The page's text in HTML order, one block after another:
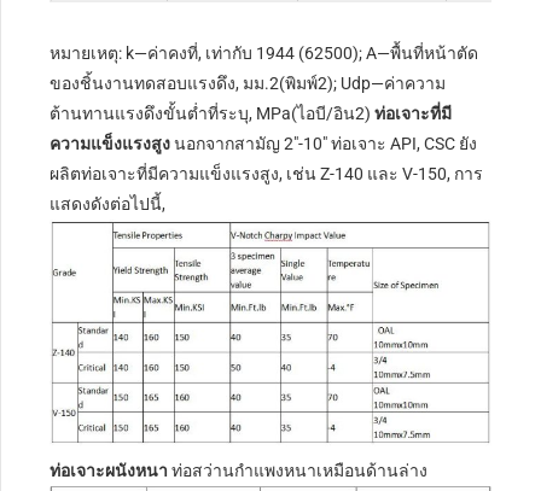
หมายเหตุ: k—ค่าคงที่, เท่ากับ 1944 (62500); A—พื้นที่หน้าตัด
ของชิ้นงานทดสอบแรงดึง, มม.2(พิมพ์2); Udp—ค่าความ
ต้านทานแรงดึงขั้นต่ำที่ระบุ, MPa(ไอบี/อิน2) ท่อเจาะที่มี
ความแข็งแรงสูง นอกจากสามัญ 2″-10″ ท่อเจาะ API, CSC ยัง
ผลิตท่อเจาะที่มีความแข็งแรงสูง, เช่น Z-140 และ V-150, การ
แสดงดังต่อไปนี้,
ท่อเจาะผนังหนา ท่อสว่านกำแพงหนาเหมือนด้านล่าง